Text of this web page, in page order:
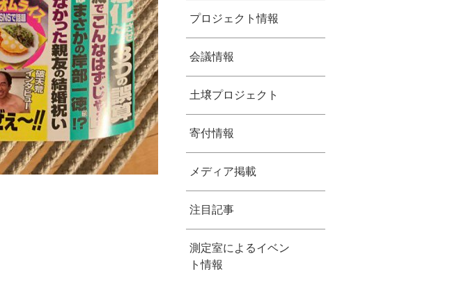
プロジェクト情報
会議情報
土壌プロジェクト
寄付情報
メディア掲載
注目記事
測定室によるイベン
ト情報